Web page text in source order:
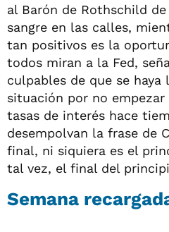
al Barón de Rothschild
sangre en las calles,
tan positivos es la
todos miran a la Fed,
culpables de que se haya
situación por no
tasas de interés hace
desempolvan la frase de
final, ni siquiera es el
tal vez, el final del
Semana